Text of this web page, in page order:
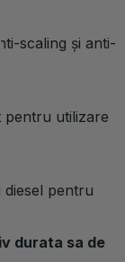
scaling și anti-
pentru utilizare
pentru
durata sa de